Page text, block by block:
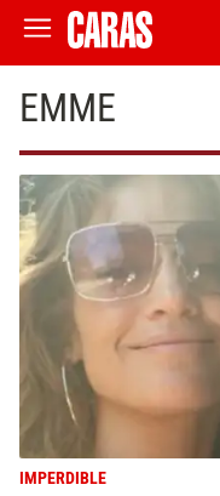
EMME
IMPERDIBLE